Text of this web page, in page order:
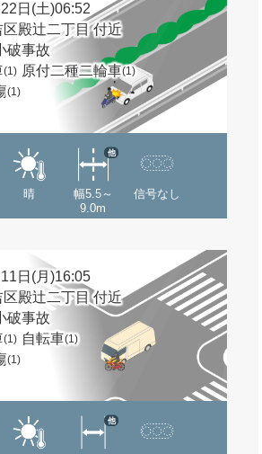
日(土)06:52
区殿辻二丁目 付近
破事故
(1) 原付二種二輪車(1)
(1)
晴
幅5.5～
9.0m
他
信号なし
日(月)16:05
区殿辻二丁目 付近
破事故
(1) 自転車(1)
(1)
他